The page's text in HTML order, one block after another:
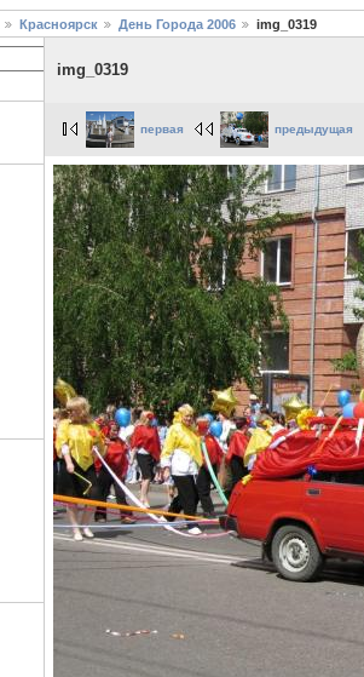
Красноярск День Города 2006 img_0319
img_0319
первая предыдущая